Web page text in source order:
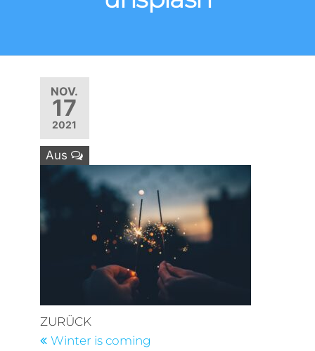
NOV.
17
2021
Aus
Beitragsnavigation
Vorheriger
Beitrag
ZURÜCK
Winter is coming